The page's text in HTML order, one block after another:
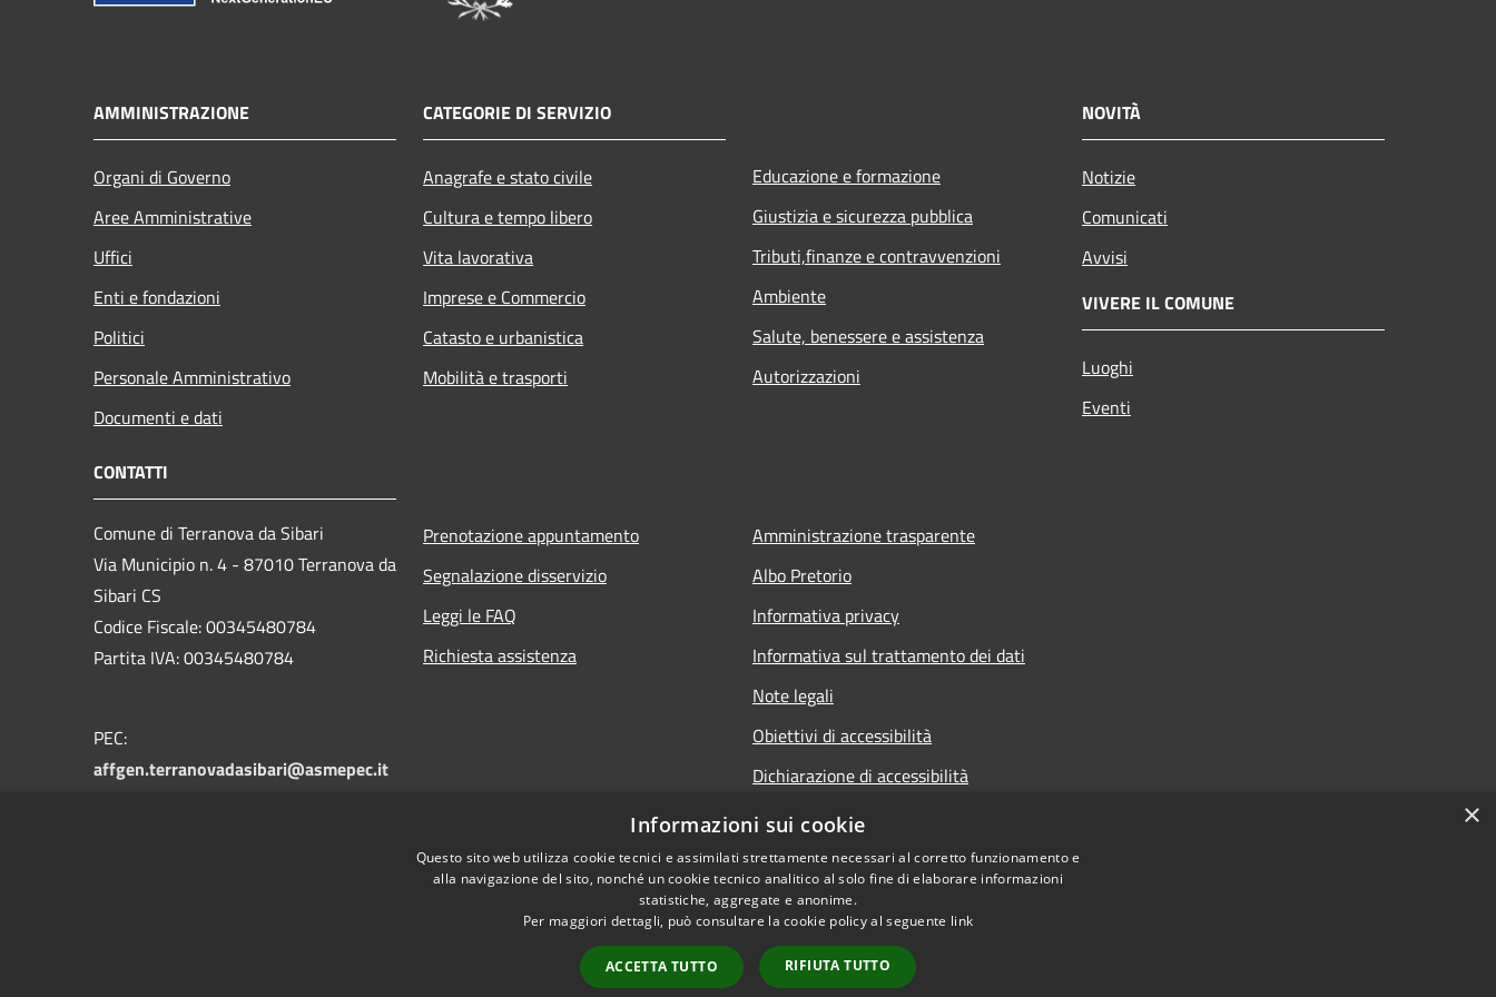
AMMINISTRAZIONE
Organi di Governo
Aree Amministrative
Uffici
Enti e fondazioni
Politici
Personale Amministrativo
Documenti e dati
CATEGORIE DI SERVIZIO
Anagrafe e stato civile
Cultura e tempo libero
Vita lavorativa
Imprese e Commercio
Catasto e urbanistica
Mobilità e trasporti
Educazione e formazione
Giustizia e sicurezza pubblica
Tributi,finanze e contravvenzioni
Ambiente
Salute, benessere e assistenza
Autorizzazioni
NOVITÀ
Notizie
Comunicati
Avvisi
VIVERE IL COMUNE
Luoghi
Eventi
CONTATTI
Comune di Terranova da Sibari
Via Municipio n. 4 - 87010 Terranova da
Sibari CS
Codice Fiscale: 00345480784
Partita IVA: 00345480784
PEC:
affgen.terranovadasibari@asmepec.it
Prenotazione appuntamento
Segnalazione disservizio
Leggi le FAQ
Richiesta assistenza
Amministrazione trasparente
Albo Pretorio
Informativa privacy
Informativa sul trattamento dei dati
Note legali
Obiettivi di accessibilità
Dichiarazione di accessibilità
Copyright © 2026 • Comune di Terranova da Sibari • Powered by
×
Informazioni sui cookie
Questo sito web utilizza cookie tecnici e assimilati strettamente necessari al corretto funzionamento e
alla navigazione del sito, nonché un cookie tecnico analitico al solo fine di elaborare informazioni
statistiche, aggregate e anonime.
Per maggiori dettagli, può consultare la cookie policy al seguente link
ACCETTA TUTTO RIFIUTA TUTTO